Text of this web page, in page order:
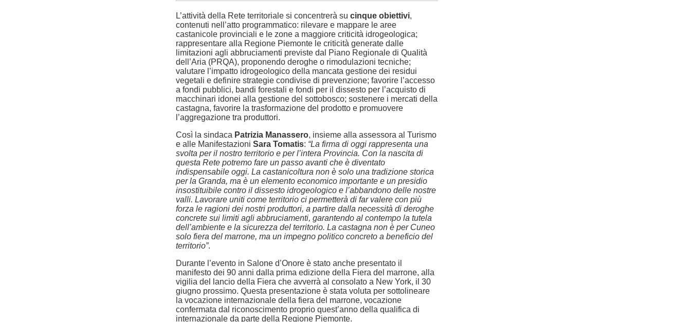
L’attività della Rete territoriale si concentrerà su cinque obiettivi,
contenuti nell’atto programmatico: rilevare e mappare le aree
castanicole provinciali e le zone a maggiore criticità idrogeologica;
rappresentare alla Regione Piemonte le criticità generate dalle
limitazioni agli abbruciamenti previste dal Piano Regionale di Qualità
dell’Aria (PRQA), proponendo deroghe o rimodulazioni tecniche;
valutare l’impatto idrogeologico della mancata gestione dei residui
vegetali e definire strategie condivise di prevenzione; favorire l’accesso
a fondi pubblici, bandi forestali e fondi per il dissesto per l’acquisto di
macchinari idonei alla gestione del sottobosco; sostenere i mercati della
castagna, favorire la trasformazione del prodotto e promuovere
l’aggregazione tra produttori.
Così la sindaca Patrizia Manassero, insieme alla assessora al Turismo
e alle Manifestazioni Sara Tomatis: “La firma di oggi rappresenta una
svolta per il nostro territorio e per l’intera Provincia. Con la nascita di
questa Rete potremo fare un passo avanti che è diventato
indispensabile oggi. La castanicoltura non è solo una tradizione storica
per la Granda, ma è un elemento economico importante e un presidio
insostituibile contro il dissesto idrogeologico e l’abbandono delle nostre
valli. Lavorare uniti come territorio ci permetterà di far valere con più
forza le ragioni dei nostri produttori, a partire dalla necessità di deroghe
concrete sui limiti agli abbruciamenti, garantendo al contempo la tutela
dell’ambiente e la sicurezza del territorio. La castagna non è per Cuneo
solo fiera del marrone, ma un impegno politico concreto a beneficio del
territorio”.
Durante l’evento in Salone d’Onore è stato anche presentato il
manifesto dei 90 anni dalla prima edizione della Fiera del marrone, alla
vigilia del lancio della Fiera che avverrà al consolato a New York, il 30
giugno prossimo. Questa presentazione è stata voluta per sottolineare
la vocazione internazionale della fiera del marrone, vocazione
confermata dal riconoscimento proprio quest’anno della qualifica di
internazionale da parte della Regione Piemonte.